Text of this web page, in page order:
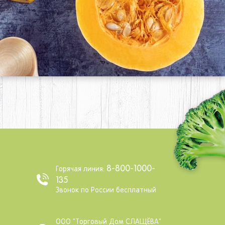
Горячая линия: 8-800-1000-
135
Звонок по России бесплатный
ООО "Торговый Дом СЛАЩЁВА"